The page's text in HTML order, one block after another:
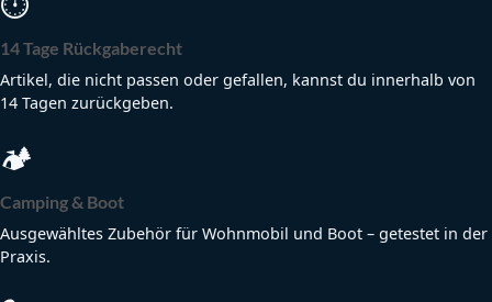
14 Tage Rückgaberecht
Artikel, die nicht passen oder gefallen, kannst du innerhalb von
14 Tagen zurückgeben.
🏕
Camping & Boot
Ausgewähltes Zubehör für Wohnmobil und Boot – getestet in der
Praxis.